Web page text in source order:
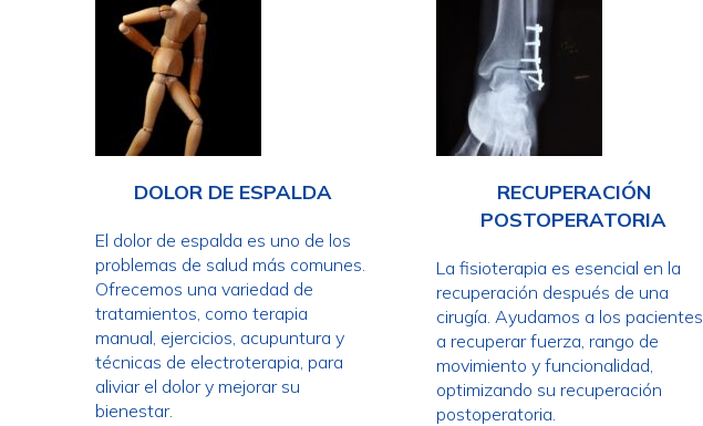
DOLOR DE ESPALDA
El dolor de espalda es uno de los
problemas de salud más comunes.
Ofrecemos una variedad de
tratamientos, como terapia
manual, ejercicios, acupuntura y
técnicas de electroterapia, para
aliviar el dolor y mejorar su
bienestar.
RECUPERACIÓN
POSTOPERATORIA
La fisioterapia es esencial en la
recuperación después de una
cirugía. Ayudamos a los pacientes
a recuperar fuerza, rango de
movimiento y funcionalidad,
optimizando su recuperación
postoperatoria.